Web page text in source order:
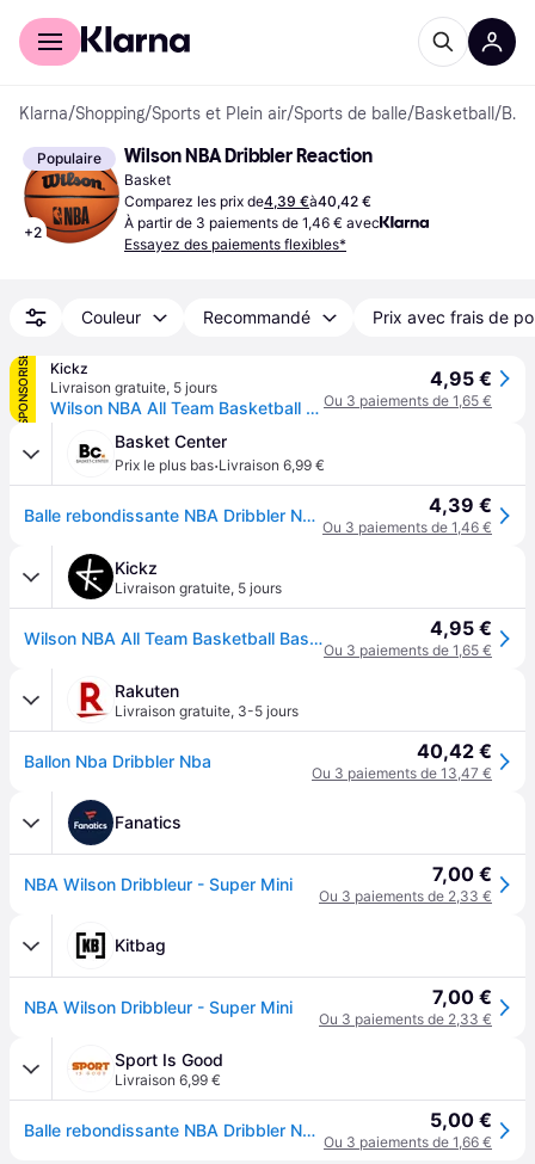
Acheter avec Klarna
Klarna/Shopping/Sports et Plein air/Sports de balle/Basketball / Basket
Populaire
+2
Wilson NBA Dribbler Reaction
Basket
Comparez les prix de4,39 €à40,42 €
À partir de 3 paiements de 1,46 € avec
Essayez des paiements flexibles*
Couleur Recommandé Prix avec frais de
SPONSORISÉ
Kickz
Livraison gratuite, 5 jours
Wilson NBA All Team Basketball Basket-ball Multicolore - Sans
4,95 €
Ou 3 paiements de 1,65 €
Basket Center
Prix le plus bas·Livraison 6,99 €
Balle rebondissante NBA Dribbler NBA - Noir 4,39 €
Ou 3 paiements de 1,46 €
Kickz
Livraison gratuite, 5 jours
Wilson NBA All Team Basketball Basket-ball Multicolore - Sans 4,95 €
Ou 3 paiements de 1,65 €
Rakuten
Livraison gratuite, 3-5 jours
Ballon Nba Dribbler Nba 40,42 €
Ou 3 paiements de 13,47 €
Fanatics
NBA Wilson Dribbleur - Super Mini 7,00 €
Ou 3 paiements de 2,33 €
Kitbag
NBA Wilson Dribbleur - Super Mini 7,00 €
Ou 3 paiements de 2,33 €
Sport Is Good
Livraison 6,99 €
Balle rebondissante NBA Dribbler NBA - Noir 5,00 €
Ou 3 paiements de 1,66 €